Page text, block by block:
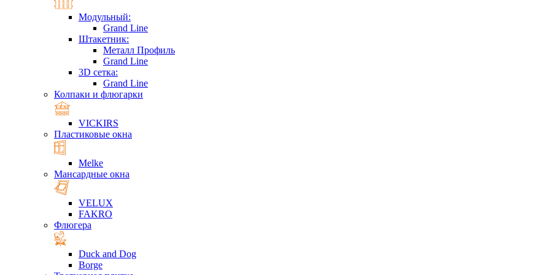
Модульный:
Grand Line
Штакетник:
Металл Профиль
Grand Line
3D сетка:
Grand Line
Колпаки и флюгарки
VICKIRS
Пластиковые окна
Melke
Мансардные окна
VELUX
FAKRO
Флюгера
Duck and Dog
Borge